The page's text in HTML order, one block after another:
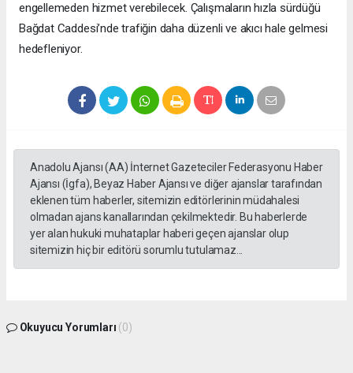
engellemeden hizmet verebilecek. Çalışmaların hızla sürdüğü
Bağdat Caddesi’nde trafiğin daha düzenli ve akıcı hale gelmesi
hedefleniyor.
Anadolu Ajansı (AA) İnternet Gazeteciler Federasyonu Haber
Ajansı (İgfa), Beyaz Haber Ajansı ve diğer ajanslar tarafından
eklenen tüm haberler, sitemizin editörlerinin müdahalesi
olmadan ajans kanallarından çekilmektedir. Bu haberlerde
yer alan hukuki muhataplar haberi geçen ajanslar olup
sitemizin hiç bir editörü sorumlu tutulamaz...
Okuyucu Yorumları (0)